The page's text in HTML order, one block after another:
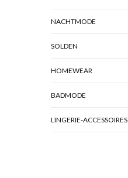
NACHTMODE
SOLDEN
HOMEWEAR
BADMODE
LINGERIE-ACCESSOIRES